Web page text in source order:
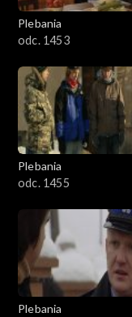
Plebania
odc. 1453
Plebania
odc. 1455
Plebania